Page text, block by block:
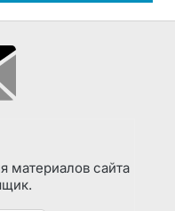
материалов сайта